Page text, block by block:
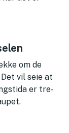
om de
vil seie at
er tre-